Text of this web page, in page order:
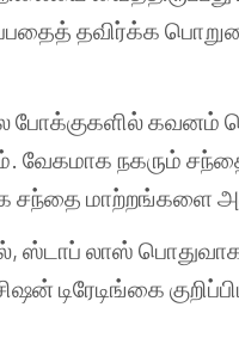
தவிர்க்க
போக்குகளில் கவனம்
வேகமாக நகரும்
சந்தை மாற்றங்களை
ஸ்டாப் லாஸ் பொதுவாக
டிரேடிங்கை